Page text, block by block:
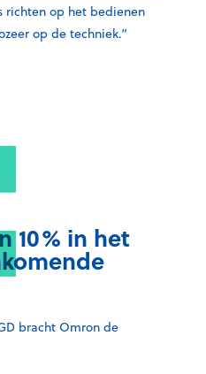
richten op het bedienen
op de techniek.”
10% in het
bracht Omron de